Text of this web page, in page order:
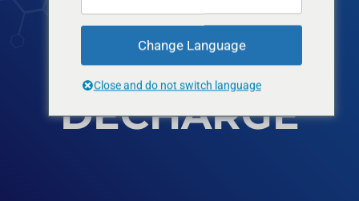
LIXIVIAT DE
DÉCHARGE
Change Language
Close and do not switch language